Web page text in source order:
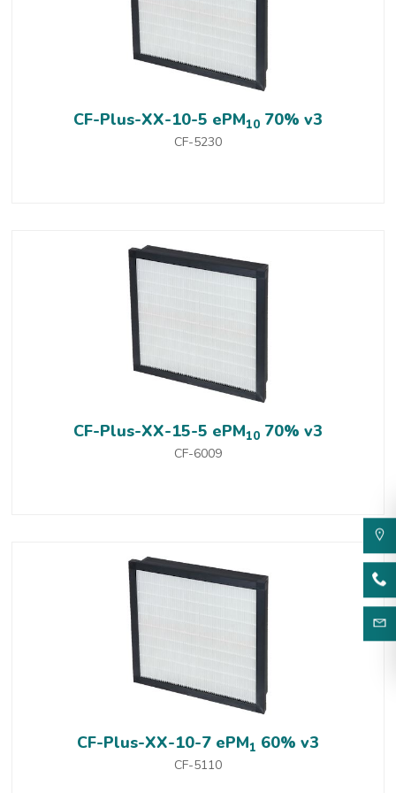
CF-Plus-XX-10-5 ePM10 70% v3
CF-5230
CF-Plus-XX-15-5 ePM10 70% v3
CF-6009
CF-Plus-XX-10-7 ePM1 60% v3
CF-5110